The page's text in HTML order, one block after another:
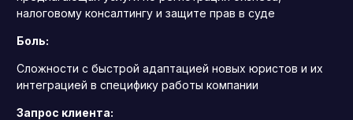
налоговому консалтингу и защите прав в суде
Боль:
Сложности с быстрой адаптацией новых юристов и их
интеграцией в специфику работы компании
Запрос клиента: